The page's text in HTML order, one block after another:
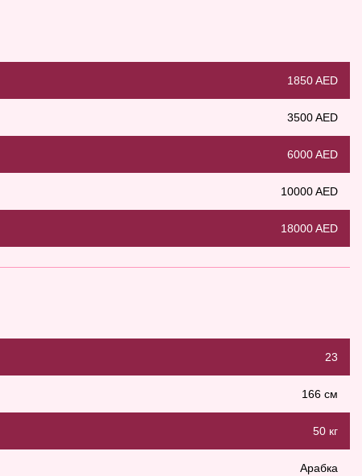
1850 AED
3500 AED
6000 AED
10000 AED
18000 AED
23
166 см
50 кг
Арабка